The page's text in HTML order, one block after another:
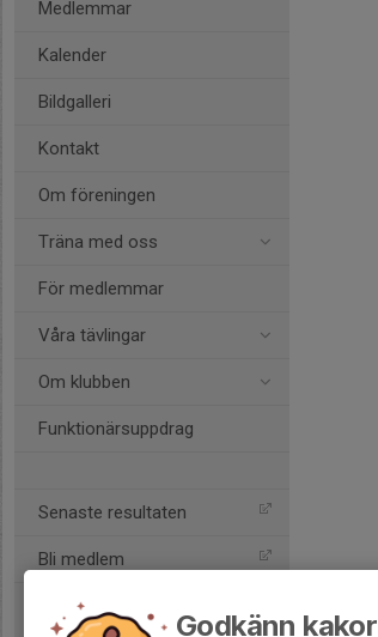
Medlemmar
Kalender
Bildgalleri
Kontakt
Om föreningen
Träna med oss
För medlemmar
Våra tävlingar
Om klubben
Funktionärsuppdrag
Senaste resultaten
Bli medlem
Godkänn kakor